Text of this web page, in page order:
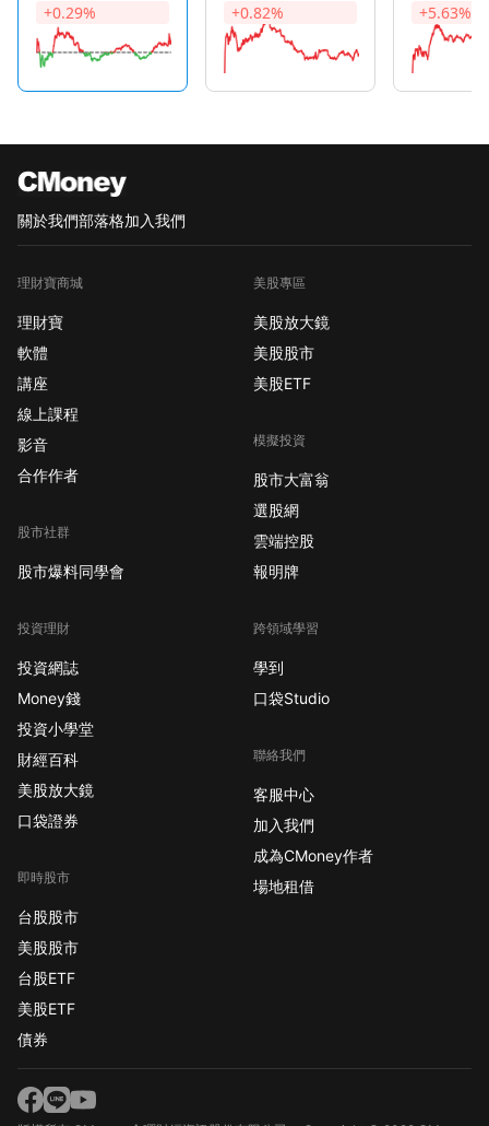
+0.29% +0.82% +5.63%
關於我們部落格加入我們
理財寶商城
理財寶
軟體
講座
線上課程
影音
合作作者
股市社群
股市爆料同學會
投資理財
投資網誌
Money錢
投資小學堂
財經百科
美股放大鏡
口袋證券
即時股市
台股股市
美股股市
台股ETF
美股ETF
債券
美股專區
美股放大鏡
美股股市
美股ETF
模擬投資
股市大富翁
選股網
雲端控股
報明牌
跨領域學習
學到
口袋Studio
聯絡我們
客服中心
加入我們
成為CMoney作者
場地租借